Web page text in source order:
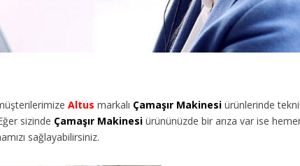
Altus markalı Çamaşır Makinesi ürünlerinde
sizinde Çamaşır Makinesi ürününüzde bir arıza var ise
sağlayabilirsiniz.